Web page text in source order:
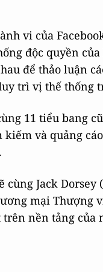
vi của
độc quyền
để thảo luận
trì vị thế thống
11 tiểu bang
và quảng
Jack Dorsey
mại Thượng
trên nền tảng